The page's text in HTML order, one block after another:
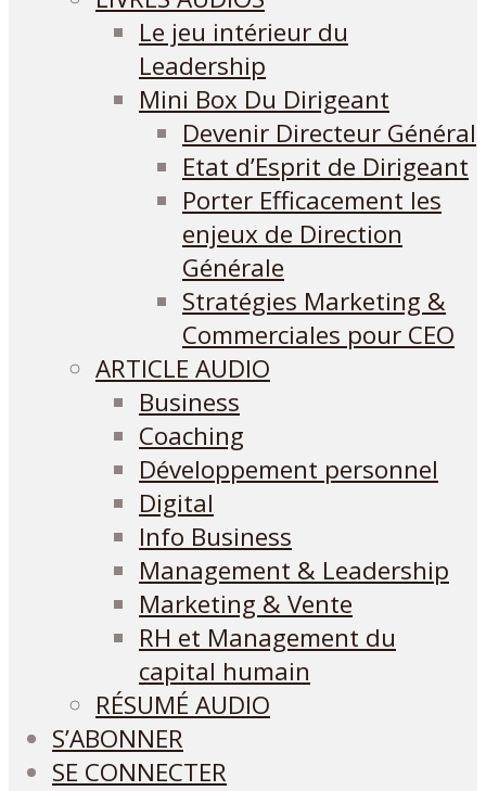
Le jeu intérieur du
Leadership
Mini Box Du Dirigeant
Devenir Directeur Général
Etat d’Esprit de Dirigeant
Porter Efficacement les
enjeux de Direction
Générale
Stratégies Marketing &
Commerciales pour CEO
ARTICLE AUDIO
Business
Coaching
Développement personnel
Digital
Info Business
Management & Leadership
Marketing & Vente
RH et Management du
capital humain
RÉSUMÉ AUDIO
S’ABONNER
SE CONNECTER